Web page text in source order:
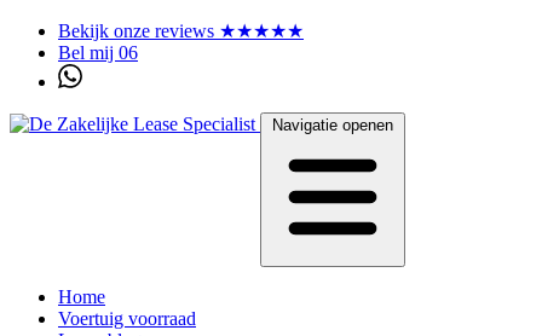
Bekijk onze reviews ★★★★★
Bel mij 06
Navigatie openen
Home
Voertuig voorraad